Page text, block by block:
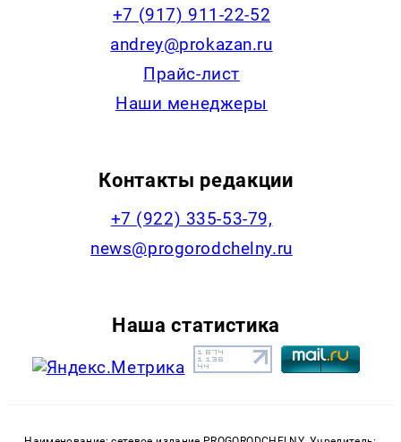
+7 (917) 911-22-52
andrey@prokazan.ru
Прайс-лист
Наши менеджеры
Контакты редакции
+7 (922) 335-53-79,
news@progorodchelny.ru
Наша статистика